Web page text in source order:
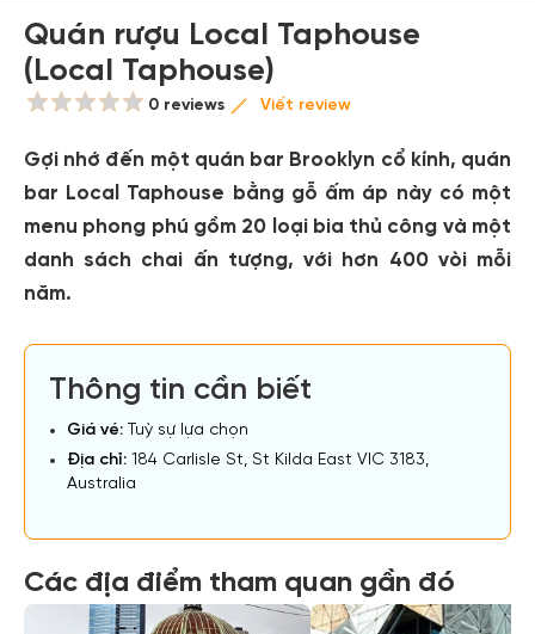
Quán rượu Local Taphouse
(Local Taphouse)
0 reviews Viết review
Gợi nhớ đến một quán bar Brooklyn cổ kính, quán
bar Local Taphouse bằng gỗ ấm áp này có một
menu phong phú gồm 20 loại bia thủ công và một
danh sách chai ấn tượng, với hơn 400 vòi mỗi
năm.
Thông tin cần biết
Giá vé: Tuỳ sự lựa chọn
Địa chỉ: 184 Carlisle St, St Kilda East VIC 3183,
Australia
Các địa điểm tham quan gần đó